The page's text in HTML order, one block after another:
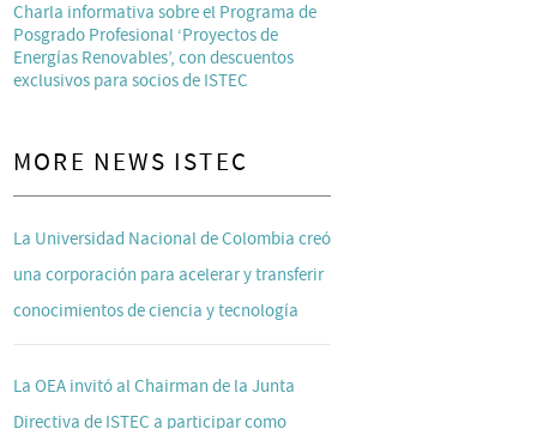
Charla informativa sobre el Programa de
Posgrado Profesional ‘Proyectos de
Energías Renovables’, con descuentos
exclusivos para socios de ISTEC
MORE NEWS ISTEC
La Universidad Nacional de Colombia creó
una corporación para acelerar y transferir
conocimientos de ciencia y tecnología
La OEA invitó al Chairman de la Junta
Directiva de ISTEC a participar como